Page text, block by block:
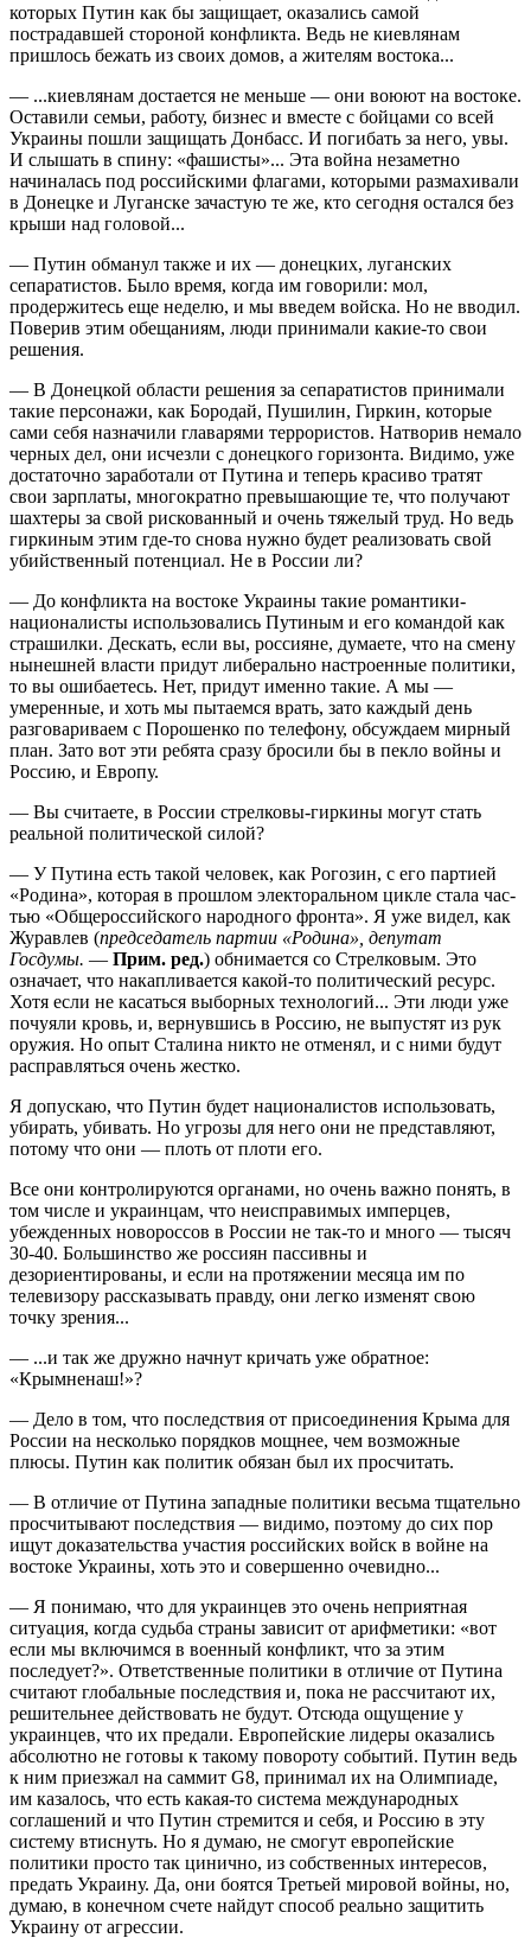
которых Путин как бы защищает, оказались самой
пострадавшей стороной конфликта. Ведь не киевлянам
пришлось бежать из своих домов, а жителям востока...
— ...киевлянам достается не меньше — они воюют на востоке.
Оставили семьи, работу, бизнес и вместе с бойцами со всей
Украины пошли защищать Донбасс. И погибать за него, увы.
И слышать в спину: «фашисты»... Эта война незаметно
начиналась под российскими флагами, которыми размахивали
в Донецке и Луганске зачастую те же, кто сегодня остался без
крыши над головой...
— Путин обманул также и их — донецких, луганских
сепаратистов. Было время, когда им говорили: мол,
продержитесь еще неделю, и мы введем войска. Но не вводил.
Поверив этим обещаниям, люди принимали какие-то свои
решения.
— В Донецкой области решения за сепаратистов принимали
такие персонажи, как Бородай, Пушилин, Гиркин, которые
сами себя назначили главарями террористов. Натворив немало
черных дел, они исчезли с донецкого горизонта. Видимо, уже
достаточно заработали от Путина и теперь красиво тратят
свои зарплаты, многократно превышающие те, что получают
шахтеры за свой рискованный и очень тяжелый труд. Но ведь
гиркиным этим где-то снова нужно будет реализовать свой
убийственный потенциал. Не в России ли?
— До конфликта на востоке Украины такие романтики-
националисты использовались Путиным и его командой как
страшилки. Дескать, если вы, россияне, думаете, что на смену
нынешней власти придут либерально настроенные политики,
то вы ошибаетесь. Нет, придут именно такие. А мы —
умеренные, и хоть мы пытаемся врать, зато каждый день
разговариваем с Порошенко по телефону, обсуждаем мирный
план. Зато вот эти ребята сразу бросили бы в пекло войны и
Россию, и Европу.
— Вы считаете, в России стрелковы-гиркины могут стать
реальной политической силой?
— У Путина есть такой человек, как Рогозин, с его партией
«Родина», которая в прошлом электоральном цикле стала час­
тью «Общероссийского народного фронта». Я уже видел, как
Журавлев (председатель партии «Родина», депутат
Госдумы. — Прим. ред.) обнимается со Стрелковым. Это
означает, что накапливается какой-то политический ресурс.
Хотя если не касаться выборных технологий... Эти люди уже
почуяли кровь, и, вернувшись в Россию, не выпустят из рук
оружия. Но опыт Сталина никто не отменял, и с ними будут
расправляться очень жестко.
Я допускаю, что Путин будет националис­тов использовать,
убирать, убивать. Но угрозы для него они не представляют,
потому что они — плоть от плоти его.
Все они контролируются органами, но очень важно понять, в
том числе и украинцам, что не­исправимых имперцев,
убежденных новороссов в России не так-то и много — тысяч
30-40. Большинство же россиян пассивны и
дезориентированы, и если на протяжении месяца им по
телевизору рассказывать правду, они легко изменят свою
точку зрения...
— ...и так же дружно начнут кричать уже обратное:
«Крымненаш!»?
— Дело в том, что последствия от присоединения Крыма для
России на несколько порядков мощнее, чем возможные
плюсы. Путин как политик обязан был их просчитать.
— В отличие от Путина западные политики весьма тщательно
просчитывают последствия — видимо, поэтому до сих пор
ищут доказательства участия российских войск в войне на
востоке Украины, хоть это и совершенно очевидно...
— Я понимаю, что для украинцев это очень неприятная
ситуация, когда судьба страны зависит от арифметики: «вот
если мы включимся в военный конфликт, что за этим
последует?». Ответственные политики в отличие от Путина
считают глобальные последствия и, пока не рассчитают их,
решительнее действовать не будут. Отсюда ощущение у
украинцев, что их предали. Европейские лидеры оказались
абсолютно не готовы к такому повороту событий. Путин ведь
к ним приезжал на саммит G8, принимал их на Олимпиаде,
им казалось, что есть какая-то система международных
соглашений и что Путин стремится и себя, и Россию в эту
систему втиснуть. Но я думаю, не смогут европейские
политики просто так цинично, из собственных интересов,
предать Украину. Да, они боятся Третьей мировой войны, но,
думаю, в конечном счете найдут способ реально защитить
Украину от агрессии.